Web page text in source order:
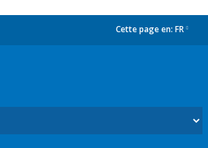
Cette page en: FR